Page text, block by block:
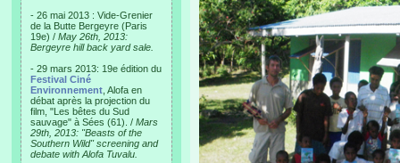
- 26 mai 2013 : Vide-Grenier
de la Butte Bergeyre (Paris
19e) / May 26th, 2013:
Bergeyre hill back yard sale.
- 29 mars 2013: 19e édition du
Festival Ciné
Environnement , Alofa en
débat après la projection du
film, "Les bêtes du Sud
sauvage" à Sées (61). / Mars
29th, 2013: "Beasts of the
Southern Wild" screening and
debate with Alofa Tuvalu.